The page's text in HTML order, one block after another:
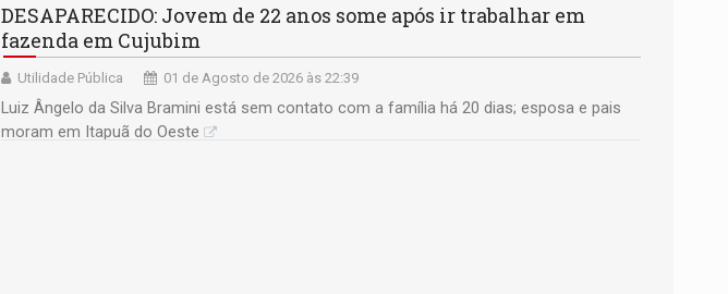
DESAPARECIDO: Jovem de 22 anos some após ir trabalhar em
fazenda em Cujubim
Utilidade Pública 01 de Agosto de 2026 às 22:39
Luiz Ângelo da Silva Bramini está sem contato com a família há 20 dias; esposa e pais
moram em Itapuã do Oeste